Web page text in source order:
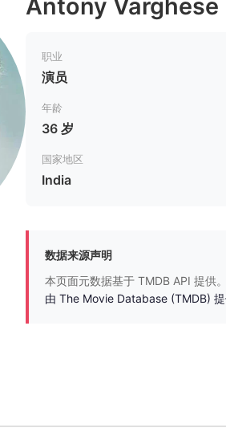
Antony Varghese
职业
演员
年龄
36 岁
国家地区
India
数据来源声明
本页面元数据基于 TMDB API 提供
由 The Movie Database (TMDB)